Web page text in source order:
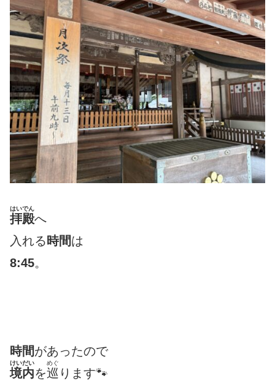
拝殿
はいでん
へ
入れる 時間は
8:45。
時間があったので
境内
けいだい
を巡
めぐ
ります🐾